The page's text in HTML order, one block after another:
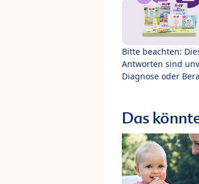
Bitte beachten:
Antworten sind
Diagnose oder
Das